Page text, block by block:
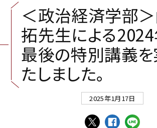
＜政治経済学部＞
拓先生による2024
最後の特別講義を
たしました。
2025年1月17日